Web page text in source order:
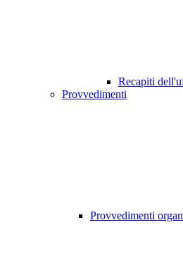
Recapiti
Provvedimenti
Provvedimenti